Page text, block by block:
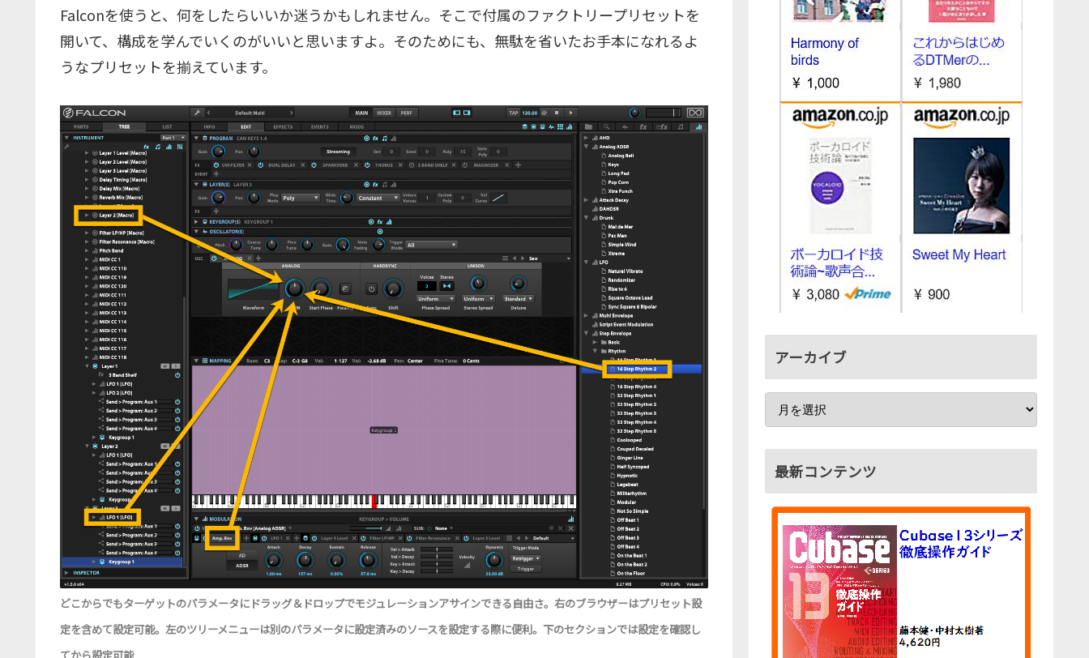
Falconを使うと、何をしたらいいか迷うかもしれません。そこで付属のファクトリープリセットを
開いて、構成を学んでいくのがいいと思いますよ。そのためにも、無駄を省いたお手本になれるよ
うなプリセットを揃えています。
どこからでもターゲットのパラメータにドラッグ＆ドロップでモジュレーションアサインできる自由さ。右のブラウザーはプリセット設
定を含めて設定可能。左のツリーメニューは別のパラメータに設定済みのソースを設定する際に便利。下のセクションでは設定を確認し
アーカイブ
最新コンテンツ